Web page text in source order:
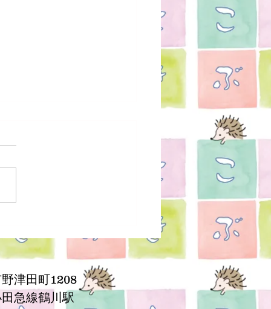
津田町1208
急線鶴川駅